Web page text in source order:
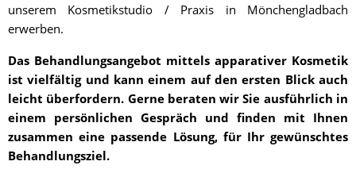
unserem Kosmetikstudio / Praxis in Mönchengladbach
erwerben.
Das Behandlungsangebot mittels apparativer Kosmetik
ist vielfältig und kann einem auf den ersten Blick auch
leicht überfordern. Gerne beraten wir Sie ausführlich in
einem persönlichen Gespräch und finden mit Ihnen
zusammen eine passende Lösung, für Ihr gewünschtes
Behandlungsziel.